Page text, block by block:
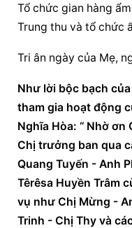
Tổ chức gian hàng
Trung thu và tổ chức
Tri ân ngày của Mẹ,
Như lời bộc bạch
tham gia hoạt động
Nghĩa Hòa: “ Nhờ ơn
Chị trưởng ban qua
Quang Tuyến - Anh
Têrêsa Huyền Trâm
vụ như Chị Mừng -
Trinh - Chị Thy và